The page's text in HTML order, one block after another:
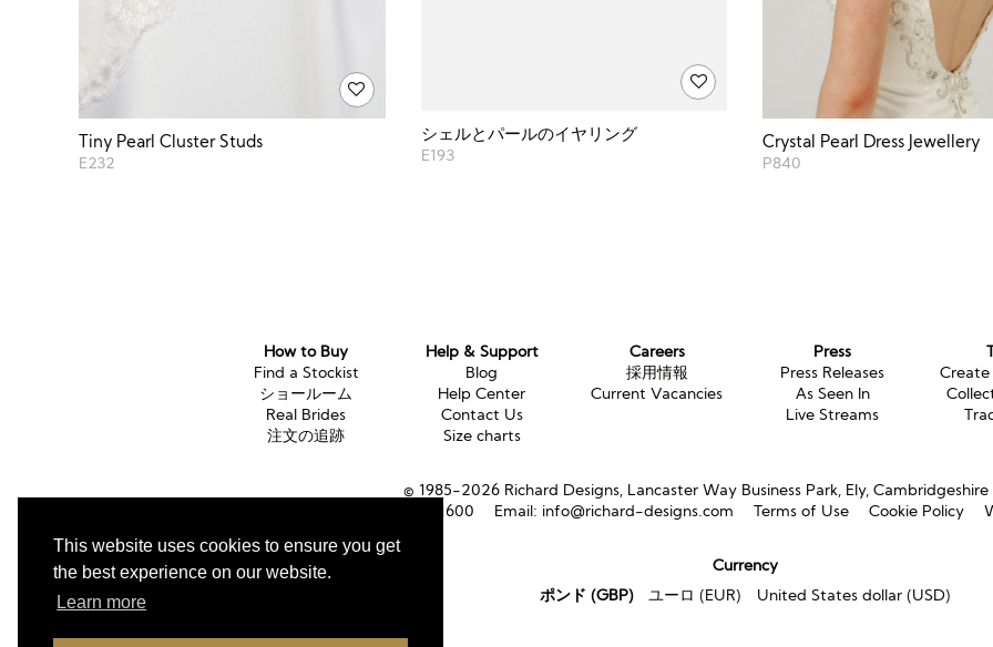
This website uses cookies to ensure you get
the best experience on our website.
Learn more
Tiny Pearl Cluster Studs
E232
シェルとパールのイヤリング
E193
Crystal Pearl Dress Jewellery
P840
How to Buy
Find a Stockist
ショールーム
Real Brides
注文の追跡
Help & Support
Blog
Help Center
Contact Us
Size charts
Careers
採用情報
Current Vacancies
Press
Press Releases
As Seen In
Live Streams
Create
© 1985-2026 Richard Designs, Lancaster Way Business Park, Ely,
01353 661600 Email: info@richard-designs.com Terms of Use Cookie Policy
Currency
ポンド (GBP)
ユーロ (EUR) United States dollar (USD)